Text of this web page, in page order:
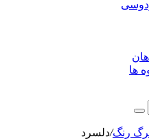
ها
جستجو
برای
رنگ/دلسرد